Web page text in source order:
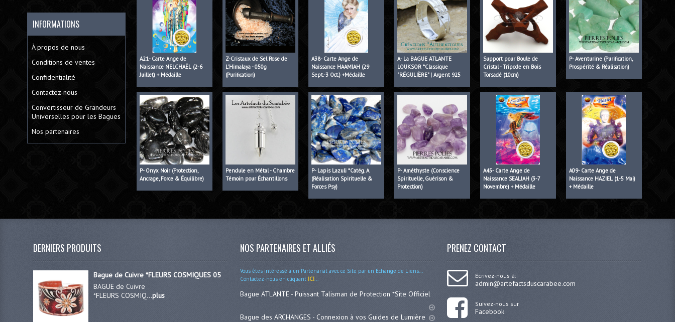
A21- Carte Ange de
Naissance NELCHAËL (2-6
Juillet) + Médaille
Z-Cristaux de Sel Rose de
L'Himalaya - 050g
(Purification)
A38- Carte Ange de
Naissance HAAMIAH (29
Sept.-3 Oct.) +Médaille
A- La BAGUE ATLANTE
LOUKSOR *Classique
"RÉGULIÈRE" | Argent 925
Support pour Boule de
Cristal - Tripode en Bois
Torsadé (10cm)
P- Aventurine (Purification,
Prospérité & Réalisation)
P- Onyx Noir (Protection,
Ancrage, Force & Équilibre)
Pendule en Métal - Chambre
Témoin pour Échantillons
P- Lapis Lazuli *Catég. A
(Réalisation Spirituelle &
Forces Psy)
P- Améthyste (Conscience
Spirituelle, Guérison &
Protection)
A45- Carte Ange de
Naissance SEALIAH (3-7
Novembre) + Médaille
A09- Carte Ange de
Naissance HAZIEL (1-5 Mai)
+ Médaille
INFORMATIONS
À propos de nous
Conditions de ventes
Confidentialité
Contactez-nous
Convertisseur de Grandeurs
Universelles pour les Bagues
Nos partenaires
DERNIERS PRODUITS
Bague de Cuivre *FLEURS COSMIQUES 05
BAGUE de Cuivre
*FLEURS COSMIQ...plus
NOS PARTENAIRES ET ALLIÉS
Vous êtes intéressé à un Partenariat avec ce Site par un Échange de Liens...
Contactez-nous en cliquant ICI...
Bague ATLANTE - Puissant Talisman de Protection *Site Officiel
Bague des ARCHANGES - Connexion à vos Guides de Lumière
PRENEZ CONTACT
Écrivez-nous à:
admin@artefactsduscarabee.com
Suivez-nous sur
Facebook